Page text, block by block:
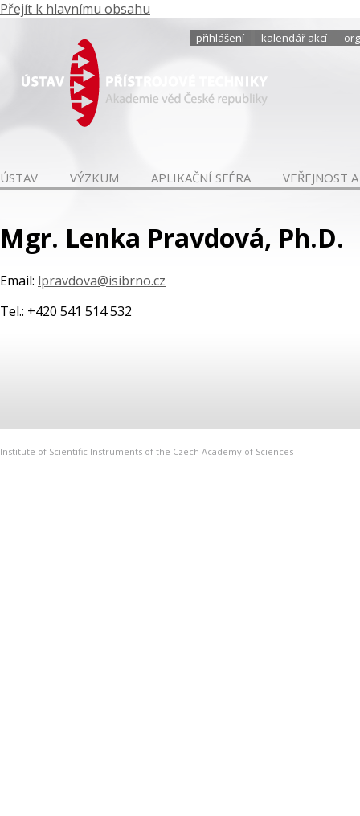
Přejít k hlavnímu obsahu
přihlášení kalendář akcí
ÚSTAV VÝZKUM APLIKAČNÍ SFÉRA VEŘEJNOST
Mgr. Lenka Pravdová, Ph.D.
Email: lpravdova@isibrno.cz
Tel.: +420 541 514 532
Institute of Scientific Instruments of the Czech Academy of Sciences